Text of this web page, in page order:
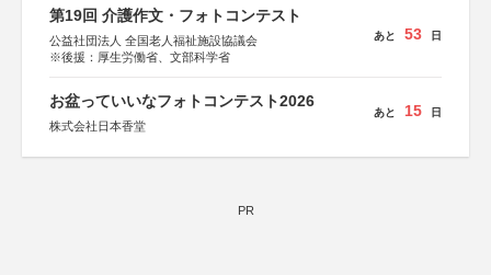
第19回 介護作文・フォトコンテスト
公益社団法人 全国老人福祉施設協議会
※後援：厚生労働省、文部科学省
あと 53 日
お盆っていいなフォトコンテスト2026
株式会社日本香堂
あと 15 日
PR